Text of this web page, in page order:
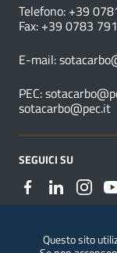
Telefono: +39
Fax: +39 0783
E-mail:
PEC:
sotacarbo@pec.it
SEGUICI SU
Questo sito